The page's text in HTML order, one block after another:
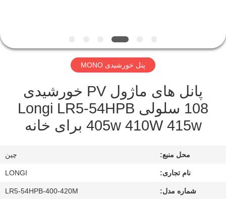
کنترل
درخواست
نقل
قول
پنل خورشیدی MONO
پانل های ماژول PV خورشیدی
108 سلولی Longi LR5-54HPB
405w 410W 415w برای خانه
محل منبع: چین
نام تجاری: LONGI
شماره مدل: LR5-54HPB-400-420M